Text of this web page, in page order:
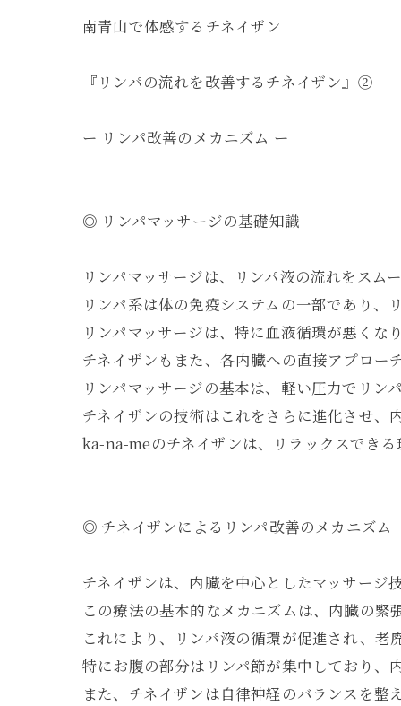
南青山で体感するチネイザン
『リンパの流れを改善するチネイザン』②
ー リンパ改善のメカニズム ー
◎ リンパマッサージの基礎知識
リンパマッサージは、リンパ液の流れをス
リンパ系は体の免疫システムの一部であり
リンパマッサージは、特に血液循環が悪く
チネイザンもまた、各内臓への直接アプロー
リンパマッサージの基本は、軽い圧力でリ
チネイザンの技術はこれをさらに進化させ、
ka-na-meのチネイザンは、リラックスでき
◎ チネイザンによるリンパ改善のメカニズム
チネイザンは、内臓を中心としたマッサージ
この療法の基本的なメカニズムは、内臓の
これにより、リンパ液の循環が促進され、老
特にお腹の部分はリンパ節が集中しており、
また、チネイザンは自律神経のバランスを